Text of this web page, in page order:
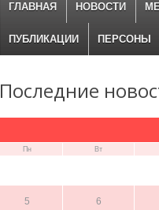
ГЛАВНАЯ НОВОСТИ
ПУБЛИКАЦИИ ПЕРСОНЫ
Последние
Пн Вт
5 6